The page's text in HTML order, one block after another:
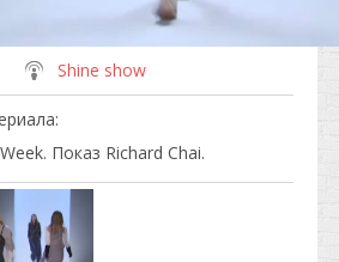
Shine show
:
Показ Richard Chai.